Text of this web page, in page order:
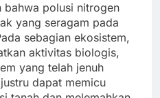
bahwa polusi nitrogen
yang seragam pada
sebagian ekosistem,
aktivitas biologis,
yang telah jenuh
dapat memicu